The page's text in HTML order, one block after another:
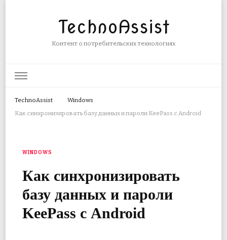
TechnoAssist
Контент о потребительских технологиях
TechnoAssist
Windows
Как синхронизировать базу данных и пароли KeePass с Android
WINDOWS
Как синхронизировать
базу данных и пароли
KeePass с Android